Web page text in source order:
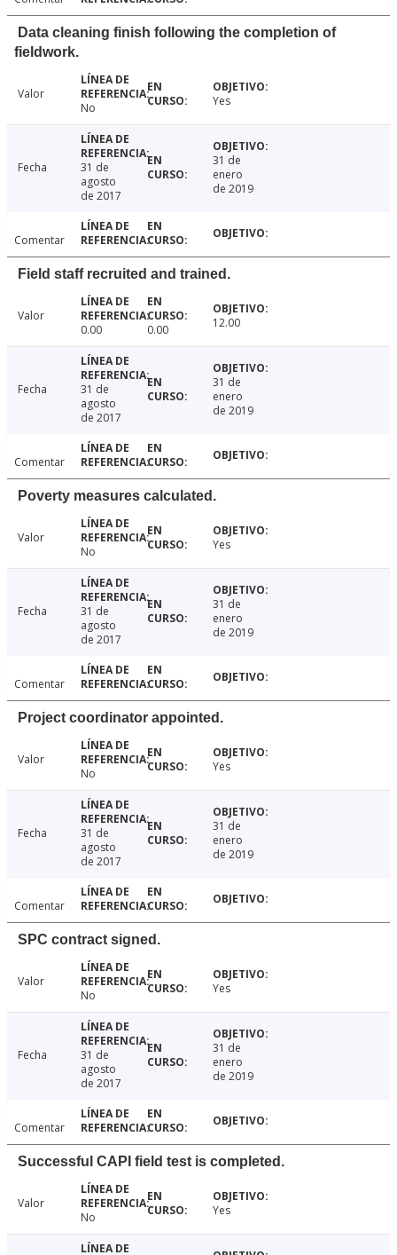
Data cleaning finish following the completion of
fieldwork.
Valor
No
Yes
Fecha
31 de
agosto
de 2017
31 de
enero
de 2019
Comentar
Field staff recruited and trained.
Valor
0.00
0.00 12.00
Fecha
31 de
agosto
de 2017
31 de
enero
de 2019
Comentar
Poverty measures calculated.
Valor
No
Yes
Fecha
31 de
agosto
de 2017
31 de
enero
de 2019
Comentar
Project coordinator appointed.
Valor
No
Yes
Fecha
31 de
agosto
de 2017
31 de
enero
de 2019
Comentar
SPC contract signed.
Valor
No
Yes
Fecha
31 de
agosto
de 2017
31 de
enero
de 2019
Comentar
Successful CAPI field test is completed.
Valor
No
Yes